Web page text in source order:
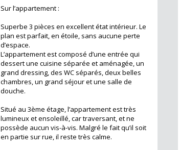
Sur l’appartement :
Superbe 3 pièces en excellent état intérieur. Le
plan est parfait, en étoile, sans aucune perte
d’espace.
L’appartement est composé d’une entrée qui
dessert une cuisine séparée et aménagée, un
grand dressing, des WC séparés, deux belles
chambres, un grand séjour et une salle de
douche.
Situé au 3ème étage, l’appartement est très
lumineux et ensoleillé, car traversant, et ne
possède aucun vis-à-vis. Malgré le fait qu’il soit
en partie sur rue, il reste très calme.